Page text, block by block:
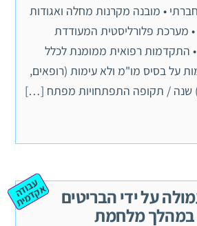
חברתי • מובנה מקרנות מחלה ואגודות
• מערכת פלורליסטית המעודדת
• התקדמות רפואית ממומנת לכלל
על בסיס מו"מ ולא עימות (רופאים,
שנה / תקופה התפתחויות מפתח […]
על ידי הבריטים
במהלך מלחמת
ע
ב
וד
ה
א
ק
ד
מ
ית